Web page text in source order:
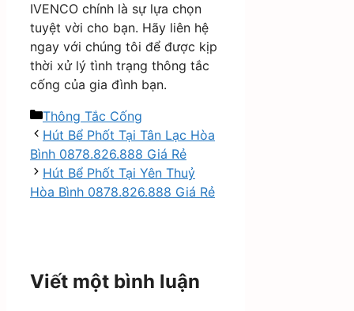
IVENCO chính là sự lựa chọn
tuyệt vời cho bạn. Hãy liên hệ
ngay với chúng tôi để được kịp
thời xử lý tình trạng thông tắc
cống của gia đình bạn.
Danh
mục
Thông Tắc Cống
Hút Bể Phốt Tại Tân Lạc Hòa
Bình 0878.826.888 Giá Rẻ
Hút Bể Phốt Tại Yên Thuỷ
Hòa Bình 0878.826.888 Giá Rẻ
Viết một bình luận